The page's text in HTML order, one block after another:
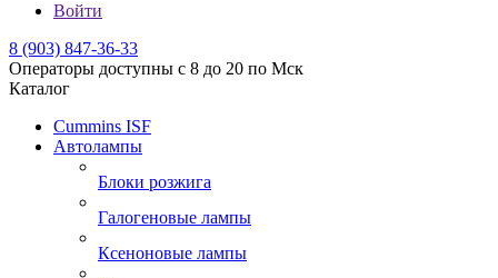
Войти
8 (903) 847-36-33
Операторы доступны с 8 до 20 по Мск
Каталог
Cummins ISF
Автолампы
Блоки розжига
Галогеновые лампы
Ксеноновые лампы